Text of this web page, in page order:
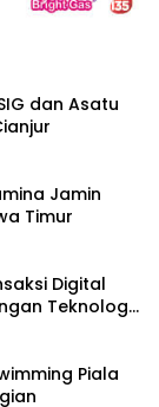
dan Asatu
Jamin
Timur
Digital
Teknologi
Piala